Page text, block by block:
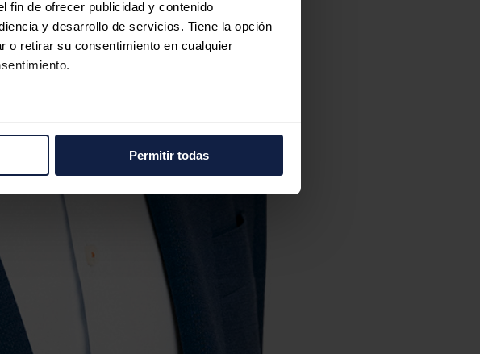
fin de ofrecer publicidad y contenido
y desarrollo de servicios. Tiene la opción
o retirar su consentimiento en cualquier
anuncios, ofrecer funciones de redes sociales
del sitio web con nuestros partners de
otra información que les haya proporcionado o
Permitir todas